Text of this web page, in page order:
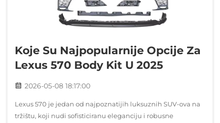
Koje Su Najpopularnije Opcije Za
Lexus 570 Body Kit U 2025
2026-05-08 18:17:00
Lexus 570 je jedan od najpoznatijih luksuznih SUV-ova na
tržištu, koji nudi sofisticiranu eleganciju i robusne